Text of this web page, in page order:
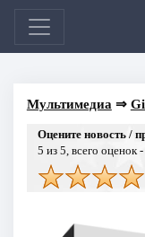
Мультимедиа ⇒
Оцените новость /
5 из 5, всего оценок -